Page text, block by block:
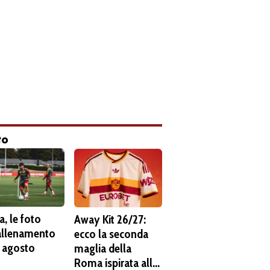
le foto
Away Kit 26/27:
ecco la seconda
maglia della
Roma ispirata alla